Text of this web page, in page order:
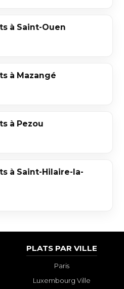
à Saint-Ouen
à Mazangé
à Pezou
à Saint-Hilaire-la-
PLATS PAR VILLE
Paris
Luxembourg Ville